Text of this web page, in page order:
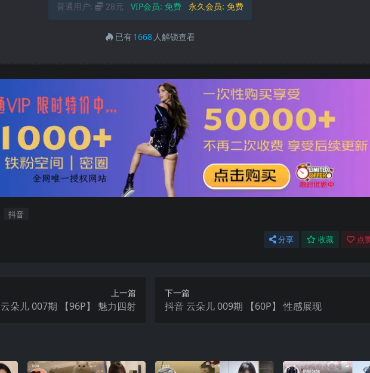
普通用户: 28元 VIP会员: 免费 永久会员:免费
已有1668 人解锁查看
抖音
分享 收藏 点
上一篇
朵儿 007期 【96P】 魅力四射
下一篇
抖音 云朵儿 009期 【60P】 性感展现